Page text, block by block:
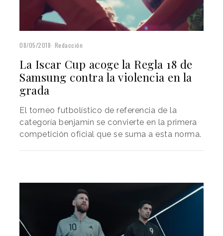
08/05/2018 Redacción
La Iscar Cup acoge la Regla 18 de
Samsung contra la violencia en la
grada
El torneo futbolístico de referencia de la
categoría benjamín se convierte en la primera
competición oficial que se suma a esta norma.